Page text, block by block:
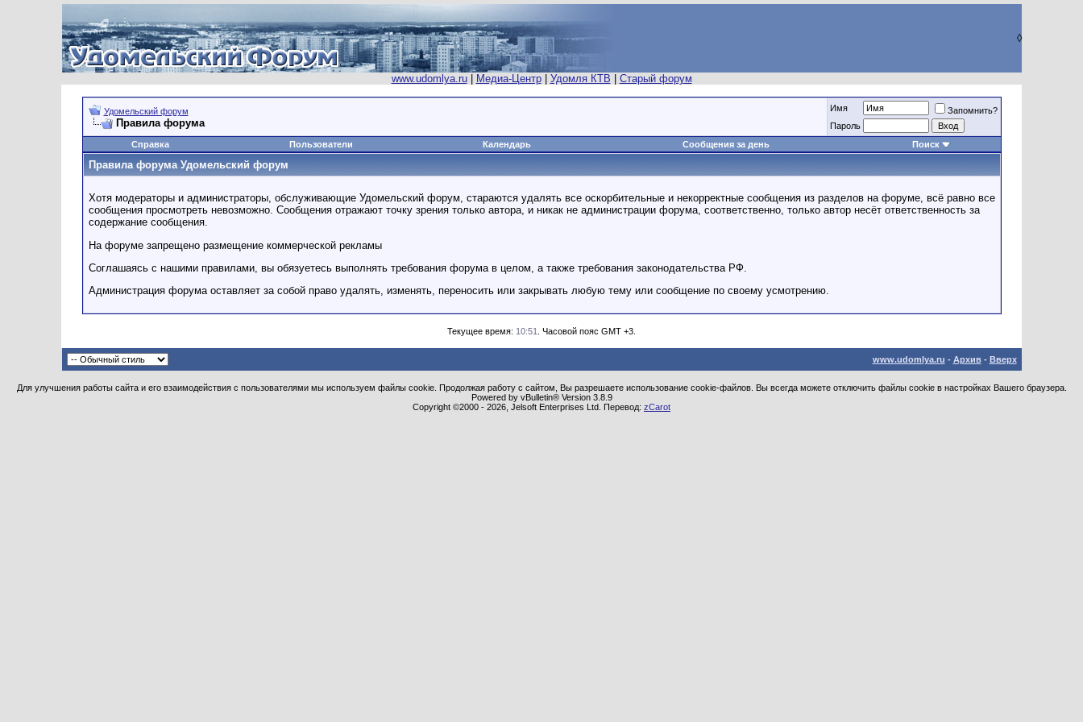
◊
www.udomlya.ru| Медиа-Центр| Удомля КТВ Старый форум
Удомельский форум
Правила форума
Имя
Запомнить?
Пароль
Справка
Пользователи Календарь Сообщения за день Поиск
Правила форума Удомельский форум
Хотя модераторы и администраторы, обслуживающие Удомельский форум, стараются удалять все оскорбительные и некорректные сообщения из разделов на форуме, всё равно все
сообщения просмотреть невозможно. Сообщения отражают точку зрения только автора, и никак не администрации форума, соответственно, только автор несёт ответственность за
содержание сообщения.
На форуме запрещено размещение коммерческой рекламы
Соглашаясь с нашими правилами, вы обязуетесь выполнять требования форума в целом, а также требования законодательства РФ.
Администрация форума оставляет за собой право удалять, изменять, переносить или закрывать любую тему или сообщение по своему усмотрению.
Текущее время: 10:51 . Часовой пояс GMT +3.
www.udomlya.ru - Архив- Вверх
Для улучшения работы сайта и его взаимодействия с пользователями мы используем файлы cookie. Продолжая работу с сайтом, Вы разрешаете использование cookie-файлов. Вы всегда можете отключить файлы cookie в настройках Вашего браузера.
Powered by vBulletin® Version 3.8.9
Copyright ©2000 - 2026, Jelsoft Enterprises Ltd. Перевод: zCarot